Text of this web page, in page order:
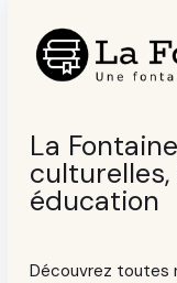
contenu
La
éducation
Découvrez toutes